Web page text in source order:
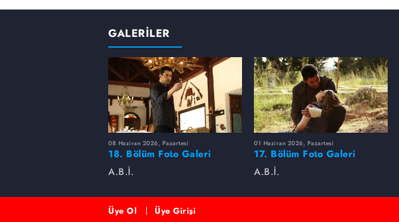
GALERİLER
08 Haziran 2026, Pazartesi
18. Bölüm Foto Galeri
(Sezon Finali)
A.B.İ.
01 Haziran 2026, Pazartesi
17. Bölüm Foto Galeri
A.B.İ.
Üye Ol Üye Girişi